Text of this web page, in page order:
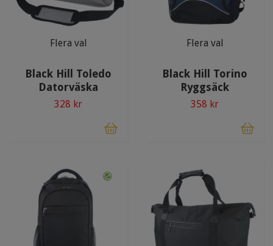
Flera val
Black Hill Toledo
Datorväska
328 kr
Flera val
Black Hill Torino
Ryggsäck
358 kr